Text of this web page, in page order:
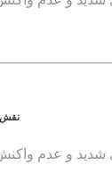
نقش
شدید و عدم